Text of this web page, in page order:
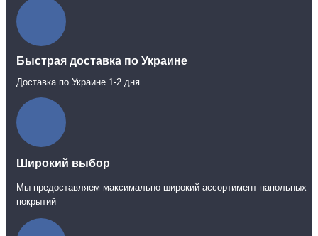
Быстрая доставка по Украине
Доставка по Украине 1-2 дня.
Широкий выбор
Мы предоставляем максимально широкий ассортимент напольных
покрытий